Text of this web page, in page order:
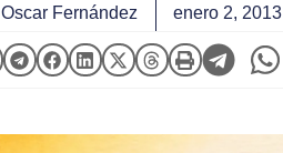
Oscar Fernández enero 2, 2013